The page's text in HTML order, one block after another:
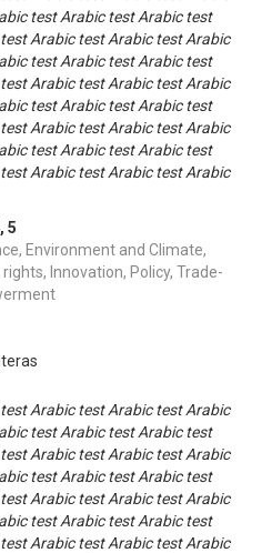
test Arabic test Arabic test
Arabic test Arabic test Arabic
test Arabic test Arabic test
Arabic test Arabic test Arabic
test Arabic test Arabic test
Arabic test Arabic test Arabic
test Arabic test Arabic test
Arabic test Arabic test Arabic
, 5
Environment and Climate,
Innovation, Policy, Trade-
Arabic test Arabic test Arabic
test Arabic test Arabic test
Arabic test Arabic test Arabic
test Arabic test Arabic test
Arabic test Arabic test Arabic
test Arabic test Arabic test
Arabic test Arabic test Arabic